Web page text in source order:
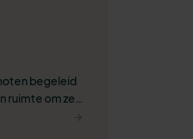
begeleid
ruimte om zelf